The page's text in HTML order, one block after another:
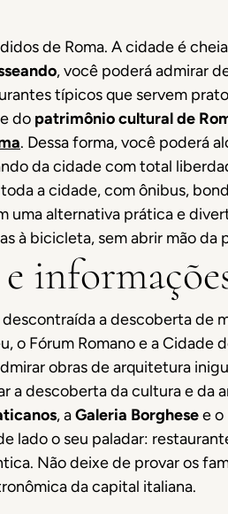
de Roma. A cidade é
, você poderá admirar
típicos que servem
do patrimônio cultural de
. Dessa forma, você poderá
da cidade com total
a cidade, com ônibus,
uma alternativa prática e
à bicicleta, sem abrir mão da
a descoberta de
o Fórum Romano e a Cidade
obras de arquitetura
a descoberta da cultura e da
, aGaleria Borghesee o
lado o seu paladar:
Não deixe de provar os
da capital italiana.